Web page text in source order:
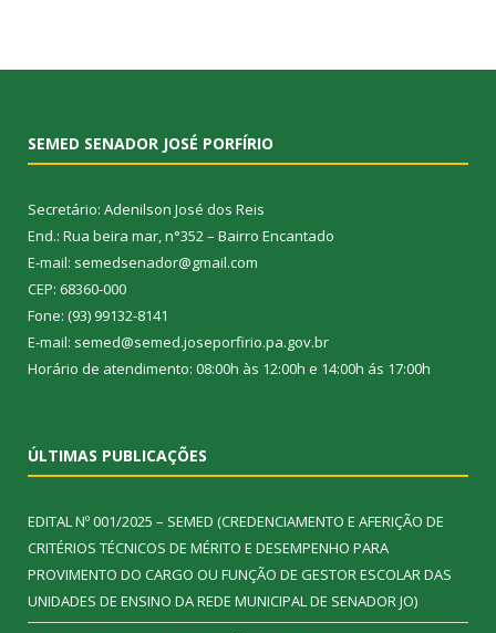
SEMED SENADOR JOSÉ PORFÍRIO
Secretário: Adenilson José dos Reis
End.: Rua beira mar, n°352 – Bairro Encantado
E-mail: semedsenador@gmail.com
CEP: 68360-000
Fone: (93) 99132-8141
E-mail: semed@semed.joseporfirio.pa.gov.br
Horário de atendimento: 08:00h às 12:00h e 14:00h ás 17:00h
ÚLTIMAS PUBLICAÇÕES
EDITAL Nº 001/2025 – SEMED (CREDENCIAMENTO E AFERIÇÃO DE
CRITÉRIOS TÉCNICOS DE MÉRITO E DESEMPENHO PARA
PROVIMENTO DO CARGO OU FUNÇÃO DE GESTOR ESCOLAR DAS
UNIDADES DE ENSINO DA REDE MUNICIPAL DE SENADOR JO)